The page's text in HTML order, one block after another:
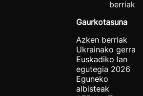
berriak
Gaurkotasuna
Azken berriak
Ukrainako gerra
Euskadiko lan
egutegia 2026
Eguneko
albisteak